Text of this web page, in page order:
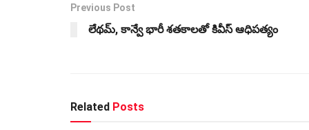
Previous Post
లేథమ్‌, కాన్వే భారీ శతకాలతో కివీస్‌ ఆధిపత్యం
Related Posts